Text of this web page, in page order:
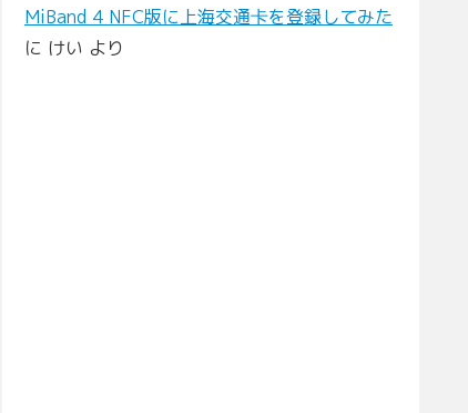
MiBand 4 NFC版に上海交通卡を登録してみた
に けい より